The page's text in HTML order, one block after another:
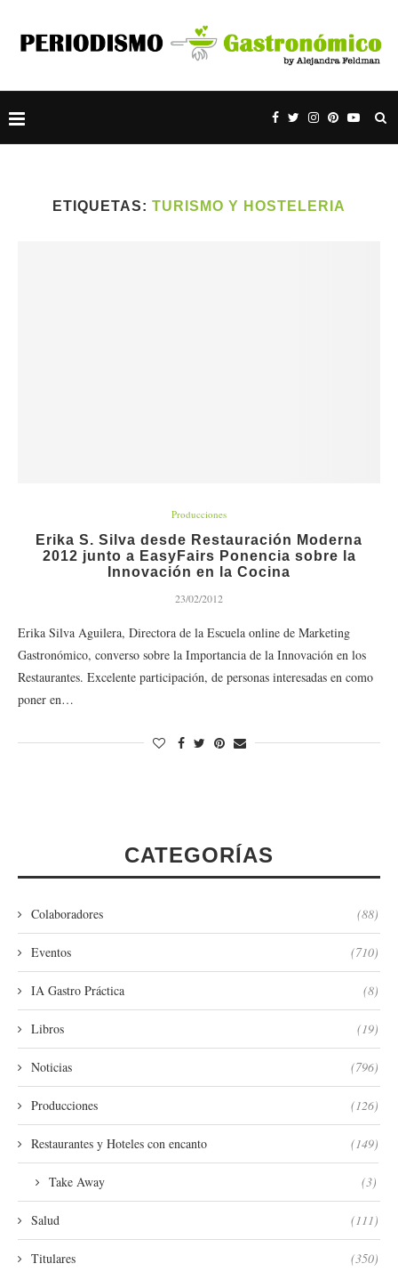
ETIQUETAS: TURISMO Y HOSTELERIA
Producciones
Erika S. Silva desde Restauración Moderna
2012 junto a EasyFairs Ponencia sobre la
Innovación en la Cocina
23/02/2012
Erika Silva Aguilera, Directora de la Escuela online de Marketing
Gastronómico, converso sobre la Importancia de la Innovación en los
Restaurantes. Excelente participación, de personas interesadas en como
poner en…
CATEGORÍAS
Colaboradores (88)
Eventos (710)
IA Gastro Práctica (8)
Libros (19)
Noticias (796)
Producciones (126)
Restaurantes y Hoteles con encanto (149)
Take Away (3)
Salud (111)
Titulares (350)